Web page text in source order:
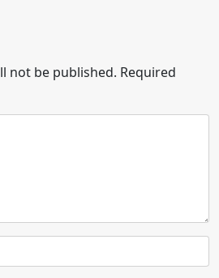
not be published. Required